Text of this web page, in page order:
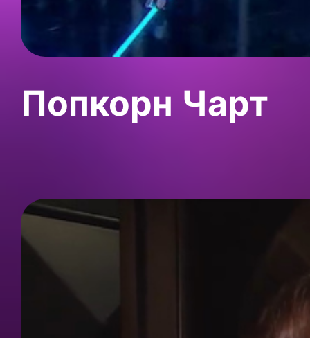
Попкорн Чарт